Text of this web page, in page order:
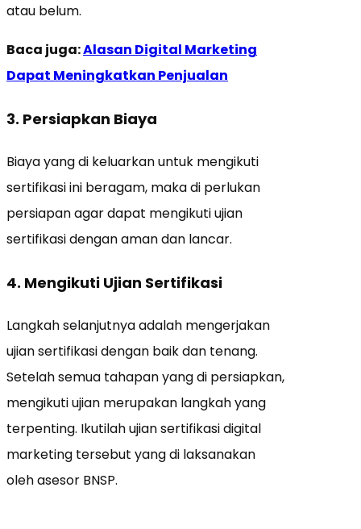
atau belum.
Baca juga:Alasan Digital Marketing
Dapat Meningkatkan Penjualan
3. Persiapkan Biaya
Biaya yang di keluarkan untuk mengikuti
sertifikasi ini beragam, maka di perlukan
persiapan agar dapat mengikuti ujian
sertifikasi dengan aman dan lancar.
4. Mengikuti Ujian Sertifikasi
Langkah selanjutnya adalah mengerjakan
ujian sertifikasi dengan baik dan tenang.
Setelah semua tahapan yang di persiapkan,
mengikuti ujian merupakan langkah yang
terpenting. Ikutilah ujian sertifikasi digital
marketing tersebut yang di laksanakan
oleh asesor BNSP.